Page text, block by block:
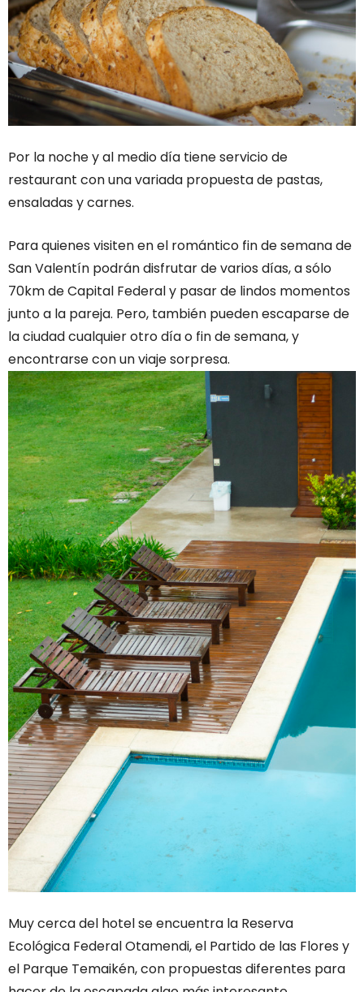
Por la noche y al medio día tiene servicio de
restaurant con una variada propuesta de pastas,
ensaladas y carnes.
Para quienes visiten en el romántico fin de semana de
San Valentín podrán disfrutar de varios días, a sólo
70km de Capital Federal y pasar de lindos momentos
junto a la pareja. Pero, también pueden escaparse de
la ciudad cualquier otro día o fin de semana, y
encontrarse con un viaje sorpresa.
Muy cerca del hotel se encuentra la Reserva
Ecológica Federal Otamendi, el Partido de las Flores y
el Parque Temaikén, con propuestas diferentes para